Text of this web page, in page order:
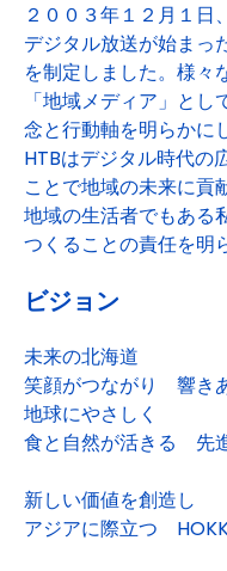
２００３年１２月１日
デジタル放送が始まっ
を制定しました。様々
「地域メディア」と
念と行動軸を明らかに
HTBはデジタル時代の
ことで地域の未来に貢
地域の生活者でもある
つくることの責任を明
ビジョン
未来の北海道
笑顔がつながり 響き
地球にやさしく
食と自然が活きる 先
新しい価値を創造し
アジアに際立つ